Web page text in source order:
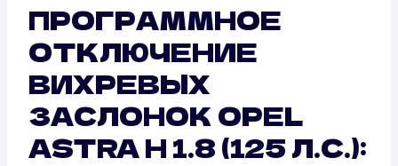
ПРОГРАММНОЕ
ОТКЛЮЧЕНИЕ
ВИХРЕВЫХ
ЗАСЛОНОК OPEL
ASTRA H 1.8 (125 Л.С.):